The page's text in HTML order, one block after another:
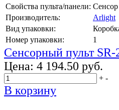
Свойства пульта/панели:
Производитель:
Arlight
Вид упаковки:
Номер упаковки:
1
Сенсорный пульт
Цена: 4 194.50 руб.
+ -
В корзину